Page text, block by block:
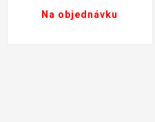
Na objednávku